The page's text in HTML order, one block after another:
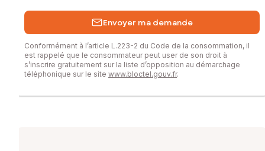
numéro 900020223Envoyer ma demande
Conformément à l’article L.223-2 du Code de la consommation, il
est rappelé que le consommateur peut user de son droit à
s’inscrire gratuitement sur la liste d’opposition au démarchage
téléphonique sur le site www.bloctel.gouv.fr.